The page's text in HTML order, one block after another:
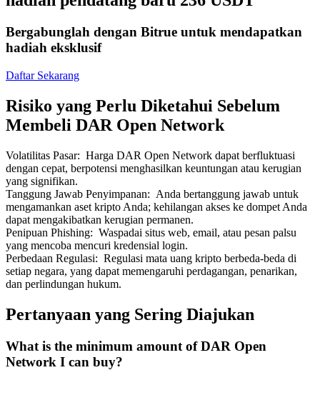
Bergabunglah dengan Bitrue untuk mendapatkan
hadiah eksklusif
Daftar Sekarang
Risiko yang Perlu Diketahui Sebelum
Membeli DAR Open Network
Volatilitas Pasar: Harga DAR Open Network dapat berfluktuasi
dengan cepat, berpotensi menghasilkan keuntungan atau kerugian
yang signifikan.
Tanggung Jawab Penyimpanan: Anda bertanggung jawab untuk
mengamankan aset kripto Anda; kehilangan akses ke dompet Anda
dapat mengakibatkan kerugian permanen.
Penipuan Phishing: Waspadai situs web, email, atau pesan palsu
yang mencoba mencuri kredensial login.
Perbedaan Regulasi: Regulasi mata uang kripto berbeda-beda di
setiap negara, yang dapat memengaruhi perdagangan, penarikan,
dan perlindungan hukum.
Pertanyaan yang Sering Diajukan
What is the minimum amount of DAR Open
Network I can buy?